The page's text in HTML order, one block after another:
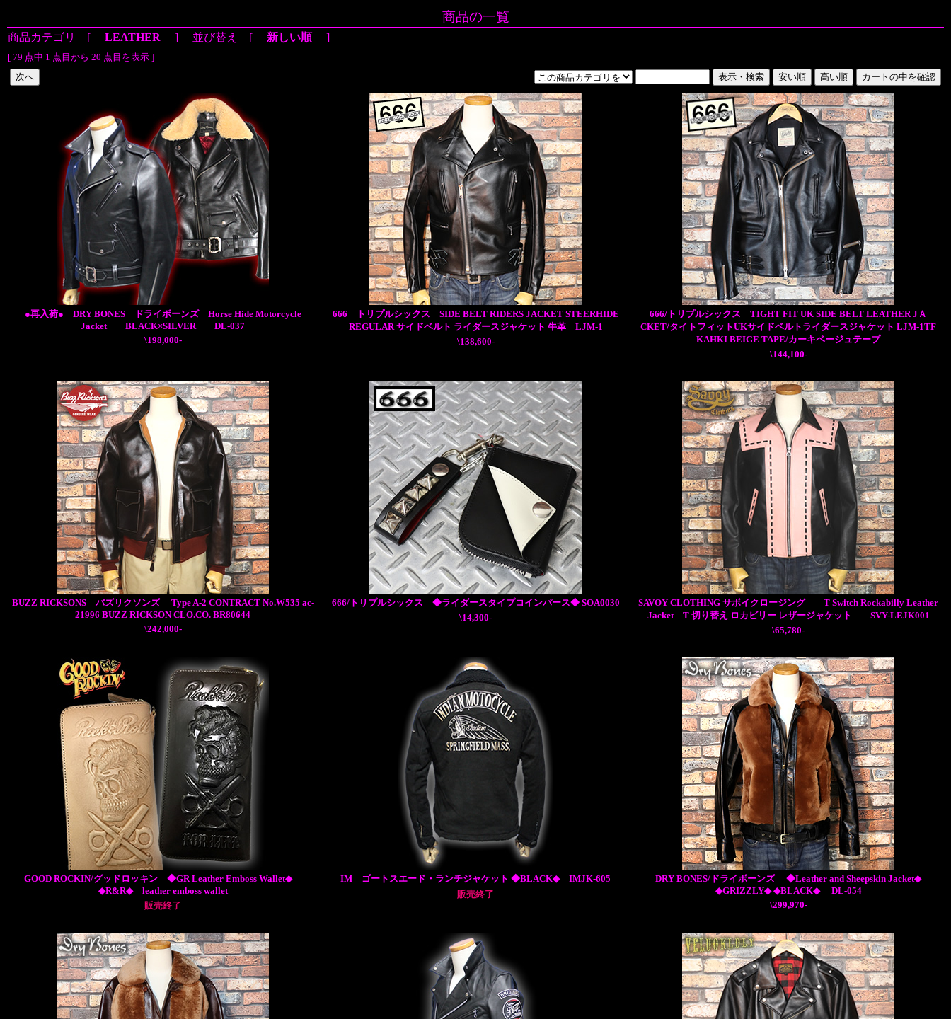
商品の一覧
商品カテゴリ [ LEATHER ] 並び替え [ 新しい順 ]
[ 79 点中 1 点目から 20 点目を表示 ]
●再入荷● DRY BONES ドライボーンズ Horse Hide Motorcycle
Jacket BLACK×SILVER DL-037
\198,000-
666 トリプルシックス SIDE BELT RIDERS JACKET STEERHIDE
REGULAR サイドベルト ライダースジャケット 牛革 LJM-1
\138,600-
666/トリプルシックス TIGHT FIT UK SIDE BELT LEATHER JＡ
CKET/タイトフィットUKサイドベルトライダースジャケット LJM-1TF
KAHKI BEIGE TAPE/カーキベージュテープ
\144,100-
BUZZ RICKSONS バズリクソンズ Type A-2 CONTRACT No.W535 ac-
21996 BUZZ RICKSON CLO.CO. BR80644
\242,000-
666/トリプルシックス ◆ライダースタイプコインパース◆ SOA0030
\14,300-
SAVOY CLOTHING サボイクロージング T Switch Rockabilly Leather
Jacket T 切り替え ロカビリー レザージャケット SVY-LEJK001
\65,780-
GOOD ROCKIN/グッドロッキン ◆GR Leather Emboss Wallet◆
◆R&R◆ leather emboss wallet
販売終了
IM ゴートスエード・ランチジャケット ◆BLACK◆ IMJK-605
販売終了
DRY BONES/ドライボーンズ ◆Leather and Sheepskin Jacket◆
◆GRIZZLY◆ ◆BLACK◆ DL-054
\299,970-